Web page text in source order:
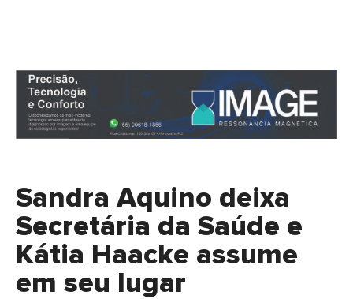
Sandra Aquino deixa
Secretária da Saúde e
Kátia Haacke assume
em seu lugar